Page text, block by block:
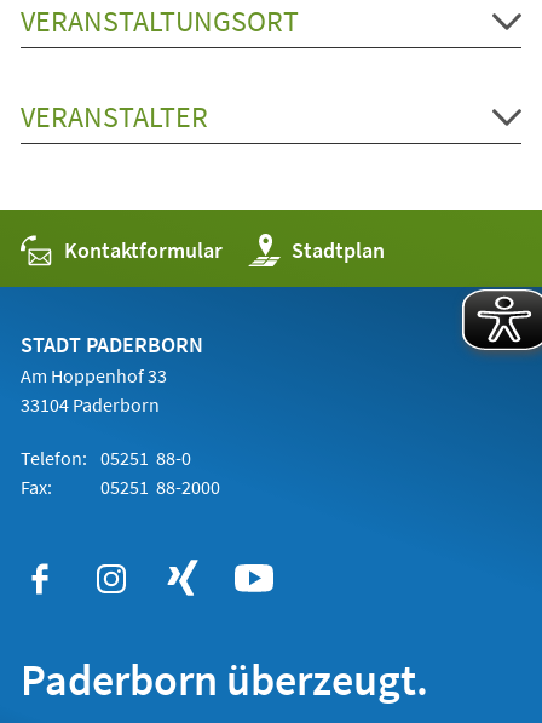
VERANSTALTUNGSORT
VERANSTALTER
Kontaktformular Stadtplan
(Öffnet
in
einem
STADT PADERBORN
Am Hoppenhof 33
33104 Paderborn
Telefon: 05251 88-0
Fax:
05251 88-2000
Paderborn überzeugt.